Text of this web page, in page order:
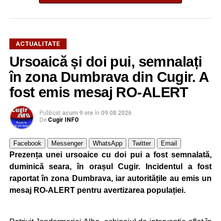
ACTUALITATE
Ursoaică și doi pui, semnalați
în zona Dumbrava din Cugir. A
fost emis mesaj RO-ALERT
Publicat acum 9 ore în 09.08.2026
De Cugir INFO
Facebook Messenger WhatsApp Twitter Email
Prezența unei ursoaice cu doi pui a fost semnalată,
duminică seara, în orașul Cugir. Incidentul a fost
raportat în zona Dumbrava, iar autoritățile au emis un
mesaj RO-ALERT pentru avertizarea populației.